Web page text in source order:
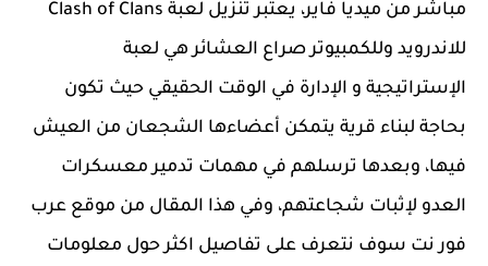
مباشر من ميديا فاير، يعتبر تنزيل لعبة Clash of Clans
للاندرويد وللكمبيوتر صراع العشائر هي لعبة
الإستراتيجية و الإدارة في الوقت الحقيقي حيث تكون
بحاجة لبناء قرية يتمكن أعضاءها الشجعان من العيش
فيها، وبعدها ترسلهم في مهمات تدمير معسكرات
العدو لإثبات شجاعتهم، وفي هذا المقال من موقع عرب
فور نت سوف نتعرف على تفاصيل اكثر حول معلومات